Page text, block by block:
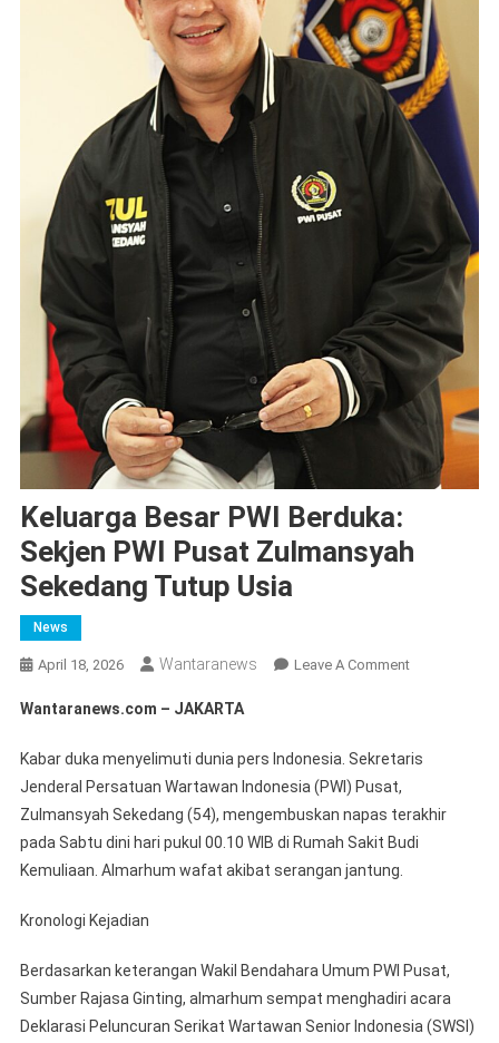
Keluarga Besar PWI Berduka:
Sekjen PWI Pusat Zulmansyah
Sekedang Tutup Usia
News
April 18, 2026 Wantaranews Leave A CommentOn
Berduka:
PWI
Pusat
Wantaranews.com – JAKARTA
Kabar duka menyelimuti dunia pers Indonesia. Sekretaris
Jenderal Persatuan Wartawan Indonesia (PWI) Pusat,
Zulmansyah Sekedang (54), mengembuskan napas terakhir
pada Sabtu dini hari pukul 00.10 WIB di Rumah Sakit Budi
Kemuliaan. Almarhum wafat akibat serangan jantung.
Kronologi Kejadian
Berdasarkan keterangan Wakil Bendahara Umum PWI Pusat,
Sumber Rajasa Ginting, almarhum sempat menghadiri acara
Deklarasi Peluncuran Serikat Wartawan Senior Indonesia (SWSI)